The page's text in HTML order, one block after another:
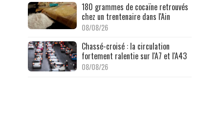
180 grammes de cocaïne retrouvés
chez un trentenaire dans l'Ain
08/08/26
Chassé-croisé : la circulation
fortement ralentie sur l'A7 et l'A43
08/08/26